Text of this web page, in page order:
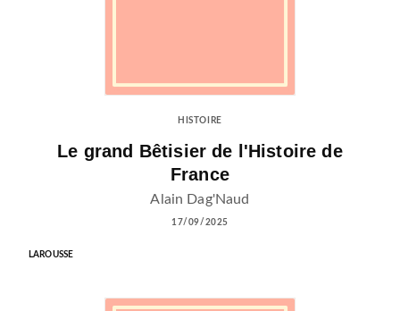
HISTOIRE
Le grand Bêtisier de l'Histoire de
France
Alain Dag'Naud
17/09/2025
LAROUSSE